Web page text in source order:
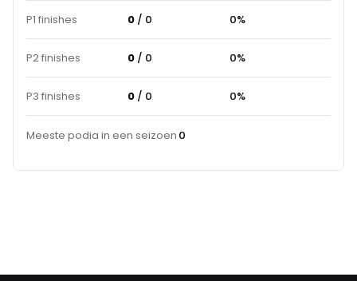
P1 finishes 0 / 0 0%
P2 finishes 0 / 0 0%
P3 finishes 0 / 0 0%
Meeste podia in een seizoen 0